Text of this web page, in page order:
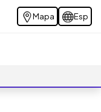
Mapa Esp